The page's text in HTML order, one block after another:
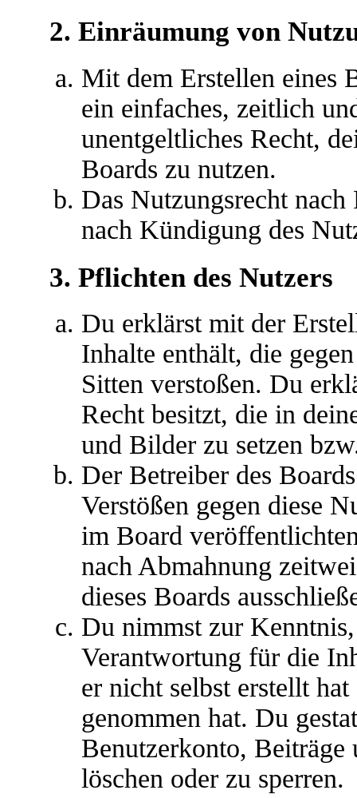
2. Einräumung von
Mit dem Erstellen eines
ein einfaches, zeitlich
unentgeltliches Recht,
Boards zu nutzen.
Das Nutzungsrecht
nach Kündigung des
3. Pflichten des Nutzers
Du erklärst mit der
Inhalte enthält, die
Sitten verstoßen. Du
Recht besitzt, die in
und Bilder zu setzen
Der Betreiber des
Verstößen gegen diese
im Board
nach Abmahnung
dieses Boards
Du nimmst zur
Verantwortung für die
er nicht selbst erstellt
genommen hat. Du
Benutzerkonto,
löschen oder zu sperren.